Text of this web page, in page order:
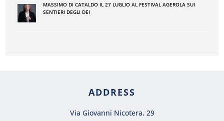
MASSIMO DI CATALDO IL 27 LUGLIO AL FESTIVAL AGEROLA SUI
SENTIERI DEGLI DEI
ADDRESS
Via Giovanni Nicotera, 29